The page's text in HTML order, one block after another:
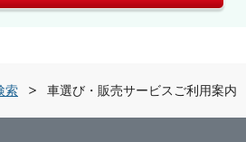
索 車選び・販売サービスご利用案内